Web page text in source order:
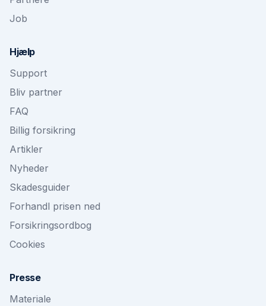
Job
Hjælp
Support
Bliv partner
FAQ
Billig forsikring
Artikler
Nyheder
Skadesguider
Forhandl prisen ned
Forsikringsordbog
Cookies
Presse
Materiale